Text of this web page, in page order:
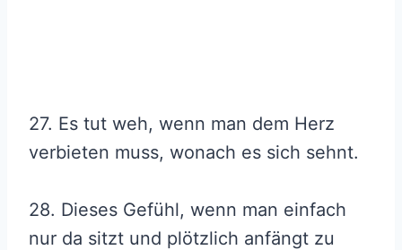
27. Es tut weh, wenn man dem Herz
verbieten muss, wonach es sich sehnt.
28. Dieses Gefühl, wenn man einfach
nur da sitzt und plötzlich anfängt zu